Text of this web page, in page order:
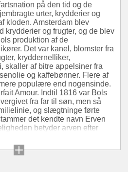
på den tid og de
urter, krydderier og
kloden. Amsterdam blev
krydderier og frugter, og de blev
produktion af de
Det var kanel, blomster fra
kryddernelliker,
skaller af bitre appelsiner fra
og kaffebønner. Flere af
populære end nogensinde.
Amour. Indtil 1816 var Bols
fra far til søn, men så
og slægtninge førte
det kendte navn Erven
betyder arven efter
kalde sig Royal Bols af H. M.
eksporteres til 110